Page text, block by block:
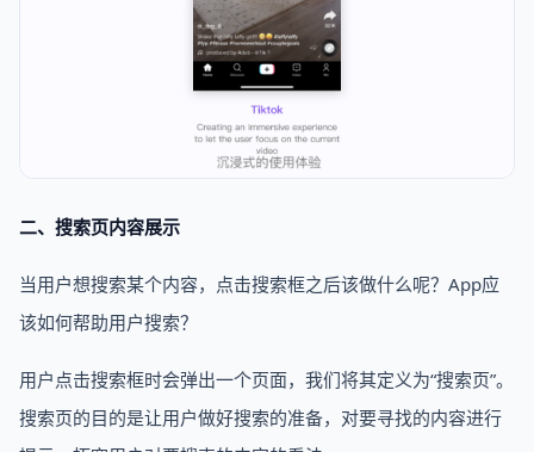
二、搜索页内容展示
当用户想搜索某个内容，点击搜索框之后该做什么呢？App应
该如何帮助用户搜索？
用户点击搜索框时会弹出一个页面，我们将其定义为“搜索页”。
搜索页的目的是让用户做好搜索的准备，对要寻找的内容进行